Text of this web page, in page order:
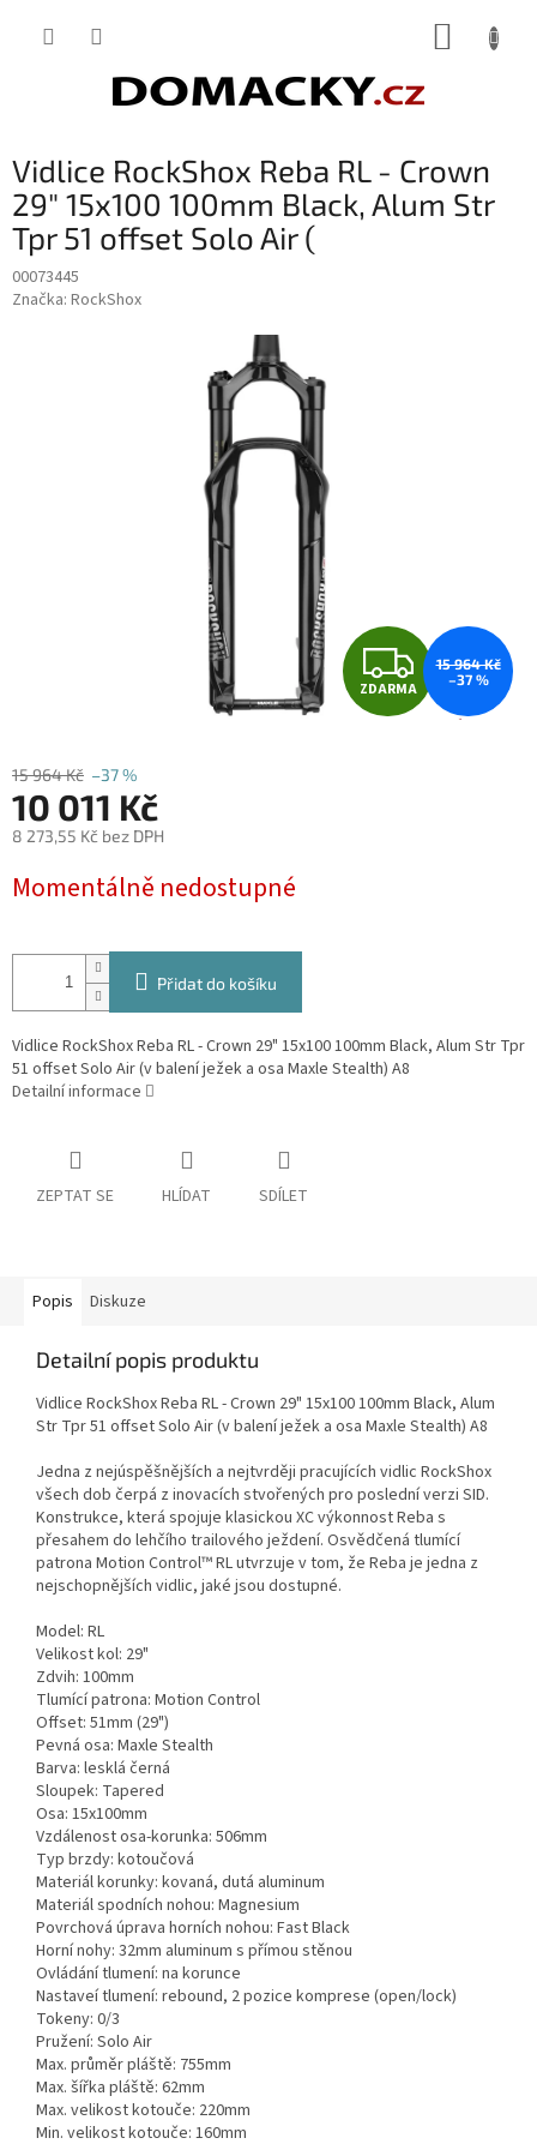
Vidlice RockShox Reba RL - Crown
29" 15x100 100mm Black, Alum Str
Tpr 51 offset Solo Air (
00073445
Značka: RockShox
Z
D
ZDARMA
15 964 Kč
–37 %
15 964 Kč –37 %
10 011 Kč
8 273,55 Kč bez DPH
cena:
Momentálně nedostupné
Přidat do košíku
Vidlice RockShox Reba RL - Crown 29" 15x100 100mm Black, Alum Str Tpr
51 offset Solo Air (v balení ježek a osa Maxle Stealth) A8
Detailní informace
ZEPTAT SE HLÍDAT SDÍLET
Popis Diskuze
Detailní popis produktu
Vidlice RockShox Reba RL - Crown 29" 15x100 100mm Black, Alum
Str Tpr 51 offset Solo Air (v balení ježek a osa Maxle Stealth) A8
Jedna z nejúspěšnějších a nejtvrději pracujících vidlic RockShox
všech dob čerpá z inovacích stvořených pro poslední verzi SID.
Konstrukce, která spojuje klasickou XC výkonnost Reba s
přesahem do lehčího trailového ježdení. Osvědčená tlumící
patrona Motion Control™ RL utvrzuje v tom, že Reba je jedna z
nejschopnějších vidlic, jaké jsou dostupné.
Model: RL
Velikost kol: 29"
Zdvih: 100mm
Tlumící patrona: Motion Control
Offset: 51mm (29")
Pevná osa: Maxle Stealth
Barva: lesklá černá
Sloupek: Tapered
Osa: 15x100mm
Vzdálenost osa-korunka: 506mm
Typ brzdy: kotoučová
Materiál korunky: kovaná, dutá aluminum
Materiál spodních nohou: Magnesium
Povrchová úprava horních nohou: Fast Black
Horní nohy: 32mm aluminum s přímou stěnou
Ovládání tlumení: na korunce
Nastaveí tlumení: rebound, 2 pozice komprese (open/lock)
Tokeny: 0/3
Pružení: Solo Air
Max. průměr pláště: 755mm
Max. šířka pláště: 62mm
Max. velikost kotouče: 220mm
Min. velikost kotouče: 160mm